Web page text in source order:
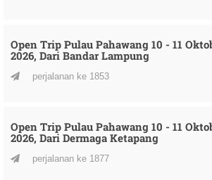
Open Trip Pulau Pahawang 10 - 11
2026, Dari Bandar Lampung
perjalanan ke 1853
Open Trip Pulau Pahawang 10 - 11
2026, Dari Dermaga Ketapang
perjalanan ke 1877